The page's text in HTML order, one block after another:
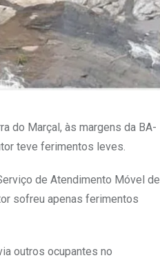
do Marçal, às margens da BA-
teve ferimentos leves.
de Atendimento Móvel de
sofreu apenas ferimentos
outros ocupantes no